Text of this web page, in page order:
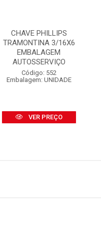
CHAVE PHILLIPS
TRAMONTINA 3/16X6
EMBALAGEM
AUTOSSERVIÇO
Código: 552
Embalagem: UNIDADE
VER PREÇO